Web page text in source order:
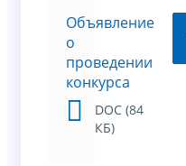
Объявление
о
проведении
конкурса
DOC (84
КБ)